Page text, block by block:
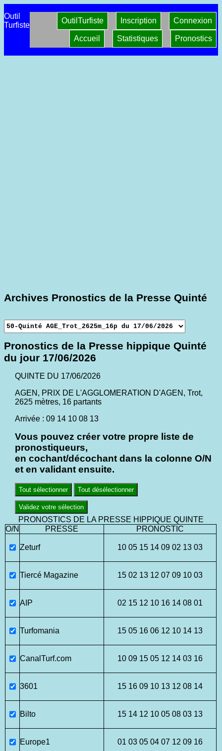
Outil
Turfiste
Connexion
Inscription
OutilTurfiste
Pronostics
Statistiques
Accueil
Archives Pronostics de la Presse Quinté
Pronostics de la Presse hippique Quinté
du jour 17/06/2026
QUINTE DU 17/06/2026
AGEN, PRIX DE L'AGGLOMERATION D'AGEN, Trot,
2625 mètres, 16 partants
Arrivée : 09 14 10 08 13
Vous pouvez créer votre propre liste de
pronostiqueurs,
en cochant/décochant dans la colonne O/N
et en validant ensuite.
Tout sélectionner Tout désélectionner
Validez votre sélection
PRONOSTICS DE LA PRESSE HIPPIQUE QUINTE
O/N
PRESSE PRONOSTIC
Zeturf 10 05 15 14 09 02 13 03
Tiercé Magazine 15 02 13 12 07 09 10 03
AIP 02 15 12 10 16 14 08 01
Turfomania 15 05 16 06 12 10 14 13
CanalTurf.com 10 09 15 05 12 14 03 16
3601 15 16 09 10 13 12 08 14
Bilto 15 14 12 10 05 08 03 13
Europe1 01 03 05 04 07 12 09 16